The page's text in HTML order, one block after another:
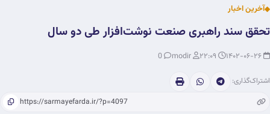
آخرین اخبار
تحقق سند راهبری صنعت نوشت‌افزار طی دو سال
اشتراک‌گذاری: